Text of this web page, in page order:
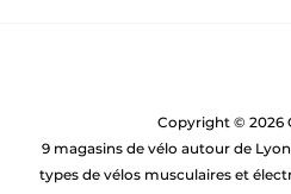
Copyright © 2026
9 magasins de vélo autour de
types de vélos musculaires et